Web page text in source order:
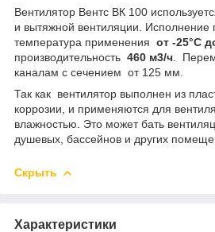
Вентилятор Вентс ВК 100
и вытяжной вентиляции. Исполнение
температура применения от -25°С
производительность 460 м3/ч .
каналам с сечением от 125 мм.
Так как вентилятор выполнен из
коррозии, и применяются для
влажностью. Это может бать
душевых, бассейнов и других
Скрыть
Характеристики